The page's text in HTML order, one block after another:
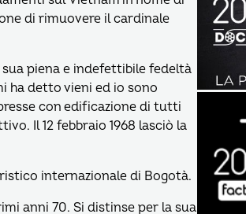
di rimuovere il cardinale
piena e indefettibile fedeltà
ha detto vieni ed io sono
con edificazione di tutti
Il 12 febbraio 1968 lasciò la
internazionale di Bogotà.
anni 70. Si distinse per la sua